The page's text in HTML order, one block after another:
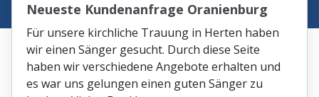
Neueste Kundenanfrage Oranienburg
Für unsere kirchliche Trauung in Herten haben
wir einen Sänger gesucht. Durch diese Seite
haben wir verschiedene Angebote erhalten und
es war uns gelungen einen guten Sänger zu